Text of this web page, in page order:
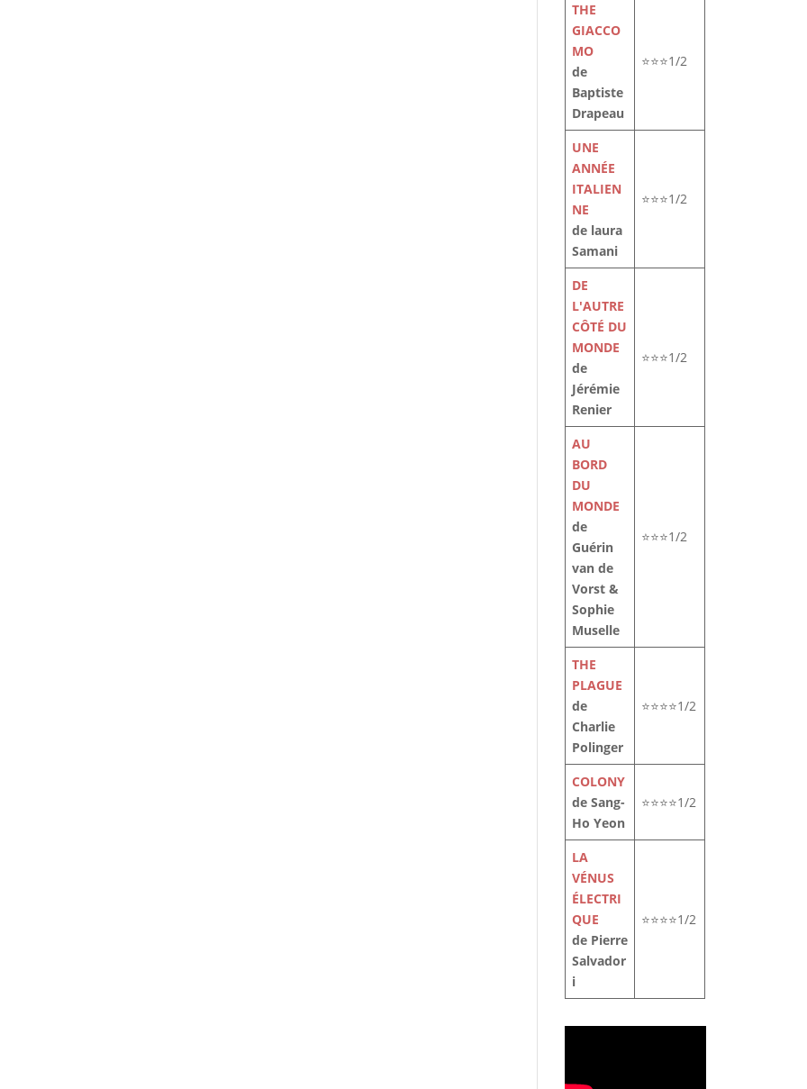
THE
GIACCO
MO
de
Baptiste
Drapeau
⭐⭐⭐1/2
UNE
ANNÉE
ITALIEN
NE
de laura
Samani
⭐⭐⭐1/2
DE
L'AUTRE
CÔTÉ DU
MONDE
de
Jérémie
Renier
⭐⭐⭐1/2
AU
BORD
DU
MONDE
de
Guérin
van de
Vorst &
Sophie
Muselle
⭐⭐⭐1/2
THE
PLAGUE
de
Charlie
Polinger
⭐⭐⭐⭐1/2
COLONY
de Sang-
Ho Yeon
⭐⭐⭐⭐1/2
LA
VÉNUS
ÉLECTRI
QUE
de Pierre
Salvador
i
⭐⭐⭐⭐1/2